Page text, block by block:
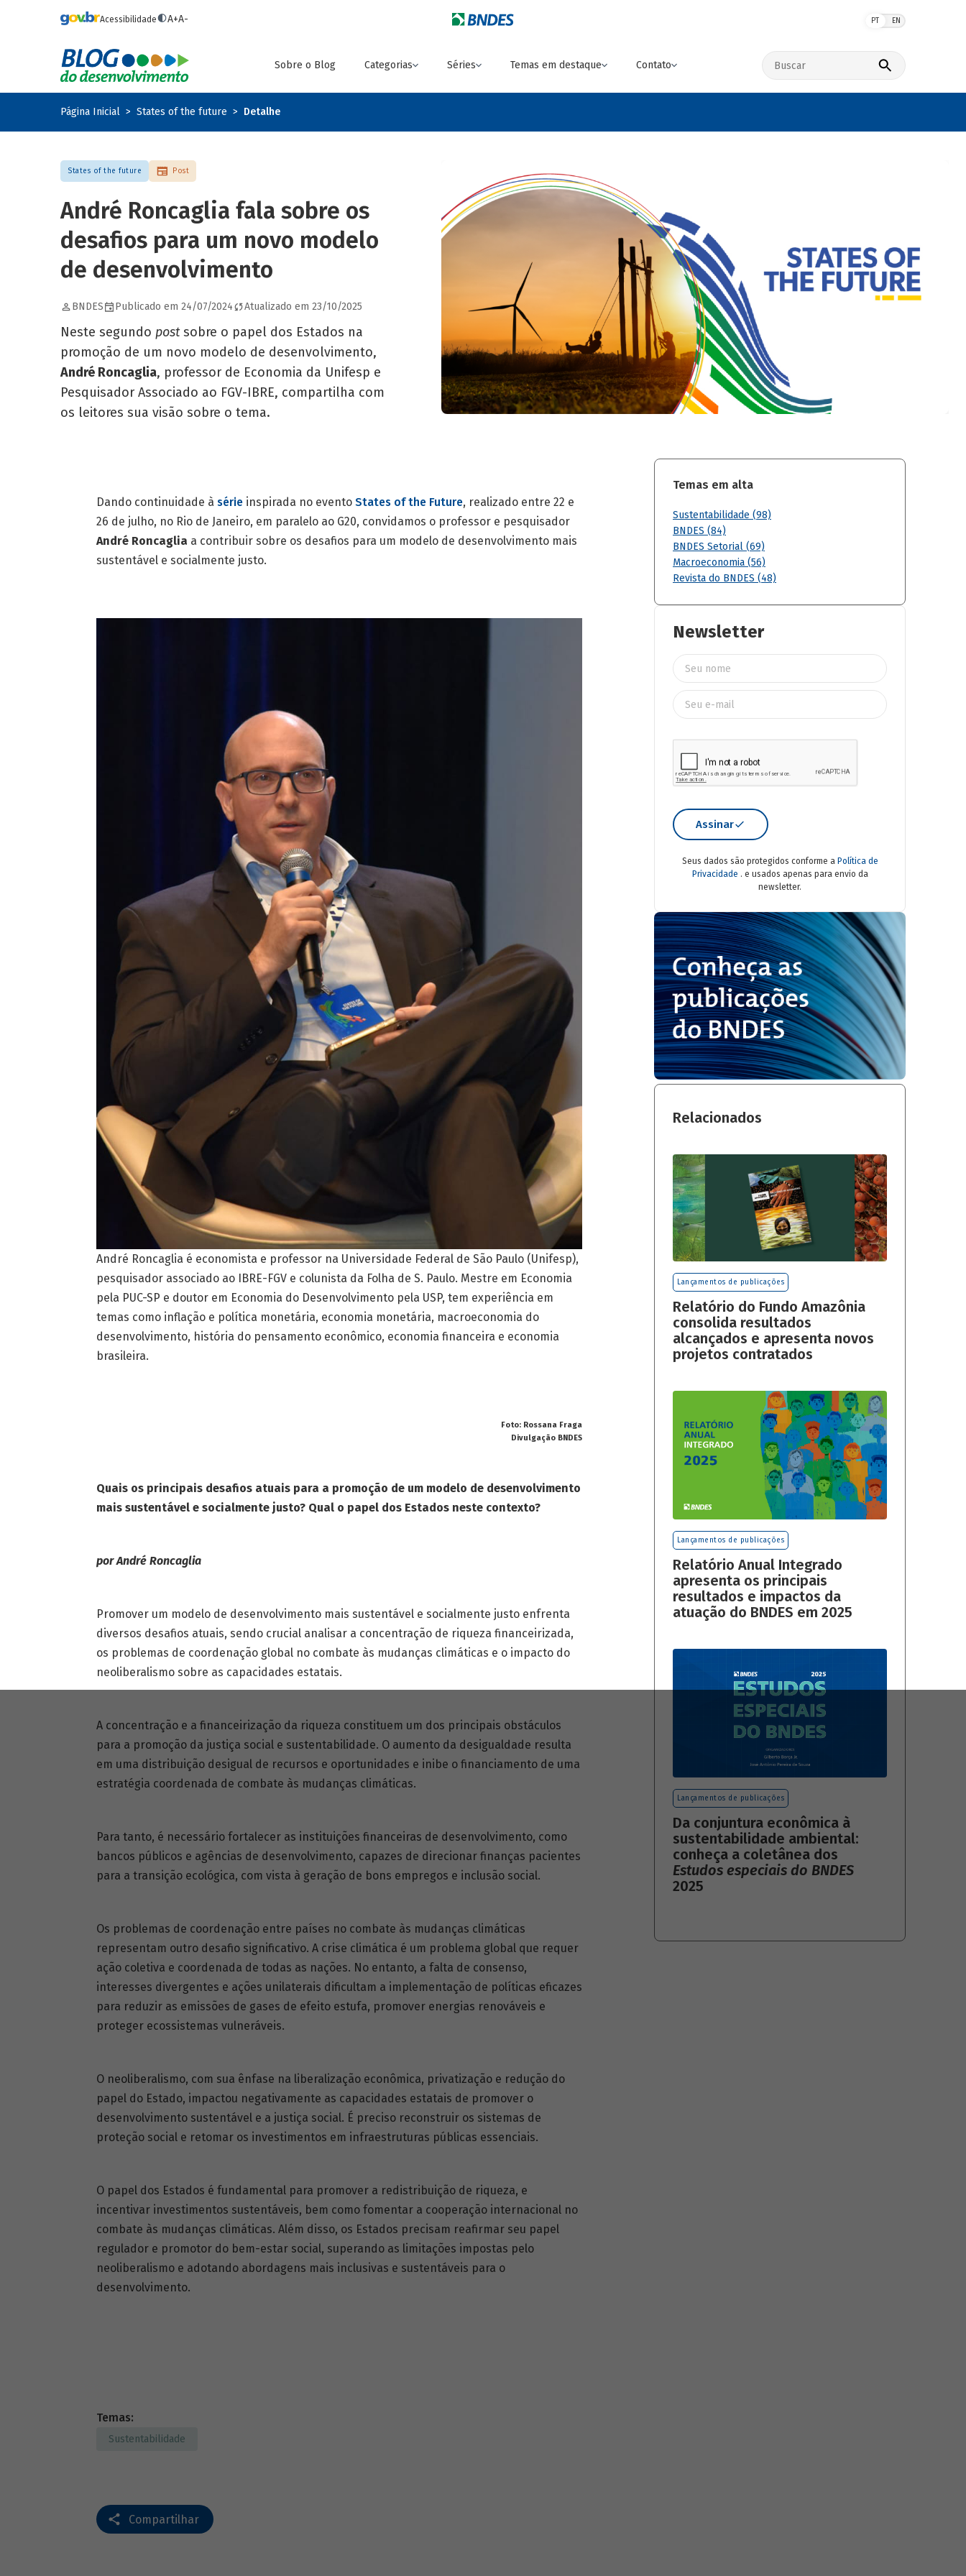
Acessibilidade A+A- PT EN
Sobre o Blog Categorias Séries Temas em destaque Contato
Buscar no site
Página Inicial States of the future Detalhe
States of the future Post
André Roncaglia fala sobre os
desafios para um novo modelo
de desenvolvimento
BNDES Publicado em 24/07/2024 Atualizado em 23/10/2025
Neste segundo postsobre o papel dos Estados na
promoção de um novo modelo de desenvolvimento,
André Roncaglia, professor de Economia da Unifesp e
Pesquisador Associado ao FGV-IBRE, compartilha com
os leitores sua visão sobre o tema.
Dando continuidade à série inspirada no evento States of the Future, realizado entre 22 e
26 de julho, no Rio de Janeiro, em paralelo ao G20, convidamos o professor e pesquisador
André Roncaglia a contribuir sobre os desafios para um modelo de desenvolvimento mais
sustentável e socialmente justo.
André Roncaglia é economista e professor na Universidade Federal de São Paulo (Unifesp),
pesquisador associado ao IBRE-FGV e colunista da Folha de S. Paulo. Mestre em Economia
pela PUC-SP e doutor em Economia do Desenvolvimento pela USP, tem experiência em
temas como inflação e política monetária, economia monetária, macroeconomia do
desenvolvimento, história do pensamento econômico, economia financeira e economia
brasileira.
Foto: Rossana Fraga
Divulgação BNDES
Quais os principais desafios atuais para a promoção de um modelo de desenvolvimento
mais sustentável e socialmente justo? Qual o papel dos Estados neste contexto?
por André Roncaglia
Promover um modelo de desenvolvimento mais sustentável e socialmente justo enfrenta
diversos desafios atuais, sendo crucial analisar a concentração de riqueza financeirizada,
os problemas de coordenação global no combate às mudanças climáticas e o impacto do
neoliberalismo sobre as capacidades estatais.
A concentração e a financeirização da riqueza constituem um dos principais obstáculos
para a promoção da justiça social e sustentabilidade. O aumento da desigualdade resulta
em uma distribuição desigual de recursos e oportunidades e inibe o financiamento de uma
estratégia coordenada de combate às mudanças climáticas.
Para tanto, é necessário fortalecer as instituições financeiras de desenvolvimento, como
bancos públicos e agências de desenvolvimento, capazes de direcionar finanças pacientes
para a transição ecológica, com vista à geração de bons empregos e inclusão social.
Os problemas de coordenação entre países no combate às mudanças climáticas
representam outro desafio significativo. A crise climática é um problema global que requer
ação coletiva e coordenada de todas as nações. No entanto, a falta de consenso,
interesses divergentes e ações unilaterais dificultam a implementação de políticas eficazes
para reduzir as emissões de gases de efeito estufa, promover energias renováveis e
proteger ecossistemas vulneráveis.
O neoliberalismo, com sua ênfase na liberalização econômica, privatização e redução do
papel do Estado, impactou negativamente as capacidades estatais de promover o
desenvolvimento sustentável e a justiça social. É preciso reconstruir os sistemas de
proteção social e retomar os investimentos em infraestruturas públicas essenciais.
O papel dos Estados é fundamental para promover a redistribuição de riqueza, e
incentivar investimentos sustentáveis, bem como fomentar a cooperação internacional no
combate às mudanças climáticas. Além disso, os Estados precisam reafirmar seu papel
regulador e promotor do bem-estar social, superando as limitações impostas pelo
neoliberalismo e adotando abordagens mais inclusivas e sustentáveis para o
desenvolvimento.
Temas:
Sustentabilidade
Compartilhar
Temas em alta
Sustentabilidade (98)
BNDES (84)
BNDES Setorial (69)
Macroeconomia (56)
Revista do BNDES (48)
Newsletter
Assinar
Seus dados são protegidos conforme a Política de
Privacidade . e usados apenas para envio da
newsletter.
Relacionados
Lançamentos de publicações
Relatório do Fundo Amazônia
consolida resultados
alcançados e apresenta novos
projetos contratados
Lançamentos de publicações
Relatório Anual Integrado
apresenta os principais
resultados e impactos da
atuação do BNDES em 2025
Lançamentos de publicações
Da conjuntura econômica à
sustentabilidade ambiental:
conheça a coletânea dos
Estudos especiais do BNDES
2025